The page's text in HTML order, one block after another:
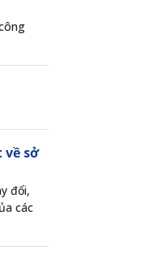
về sở
đổi,
các